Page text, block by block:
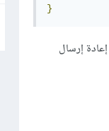
}
إرسال